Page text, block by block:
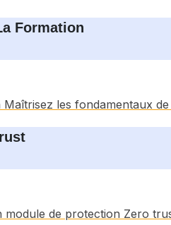
Formation
les fondamentaux
module de protection Zero